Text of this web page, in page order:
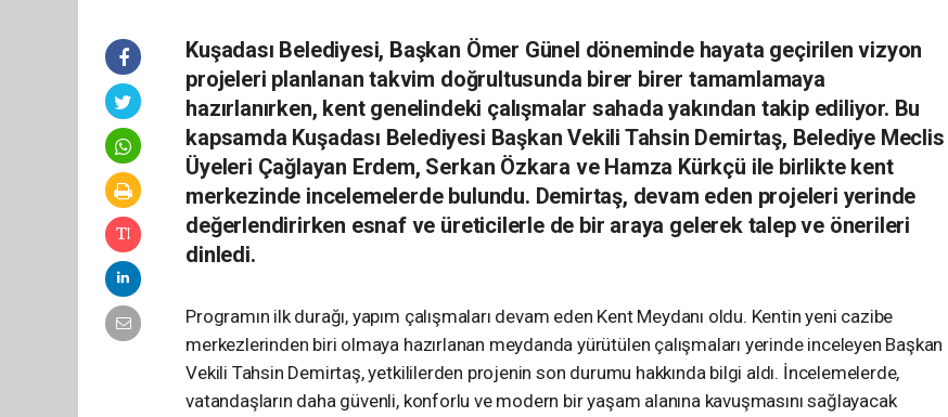
Kuşadası Belediyesi, Başkan Ömer Günel döneminde hayata geçirilen vizyon
projeleri planlanan takvim doğrultusunda birer birer tamamlamaya
hazırlanırken, kent genelindeki çalışmalar sahada yakından takip ediliyor. Bu
kapsamda Kuşadası Belediyesi Başkan Vekili Tahsin Demirtaş, Belediye Meclis
Üyeleri Çağlayan Erdem, Serkan Özkara ve Hamza Kürkçü ile birlikte kent
merkezinde incelemelerde bulundu. Demirtaş, devam eden projeleri yerinde
değerlendirirken esnaf ve üreticilerle de bir araya gelerek talep ve önerileri
dinledi.
Programın ilk durağı, yapım çalışmaları devam eden Kent Meydanı oldu. Kentin yeni cazibe
merkezlerinden biri olmaya hazırlanan meydanda yürütülen çalışmaları yerinde inceleyen Başkan
Vekili Tahsin Demirtaş, yetkililerden projenin son durumu hakkında bilgi aldı. İncelemelerde,
vatandaşların daha güvenli, konforlu ve modern bir yaşam alanına kavuşmasını sağlayacak